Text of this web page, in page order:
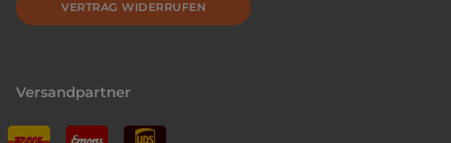
VERTRAG WIDERRUFEN
Versandpartner